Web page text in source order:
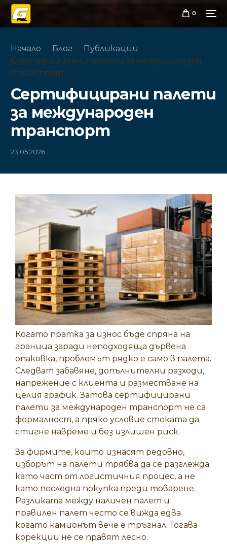
0
Начало Блог
Публикации
Сертифицирани палети за международен
транспорт
Сертифицирани палети
за международен
транспорт
23.05.2026
Когато пратка за износ бъде спряна на
граница заради неподходяща дървена
опаковка, проблемът рядко е само в палета.
Следват забавяне, допълнителни разходи,
напрежение с клиента и разместване на
целия график. Затова сертифицирани
палети за международен транспорт не са
формалност, а пряко условие стоката да
стигне навреме и без излишен риск.
За фирмите, които изнасят редовно,
изборът на палети трябва да се разглежда
като част от логистичния процес, а не
като последна покупка преди товарене.
Разликата между наличен палет и
правилен палет често се вижда едва
когато камионът вече е тръгнал. Тогава
корекции не се правят лесно.